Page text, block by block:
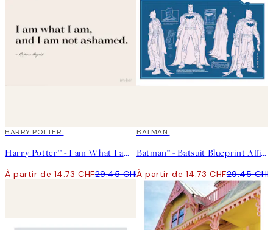
50%*
HARRY POTTER
Harry Potter™ - I am What I am Affiche
À partir de 14.73 CHF29.45 CHF
50%*
BATMAN
Batman™ - Batsuit Blueprint Affiche
À partir de 14.73 CHF29.45 CHF